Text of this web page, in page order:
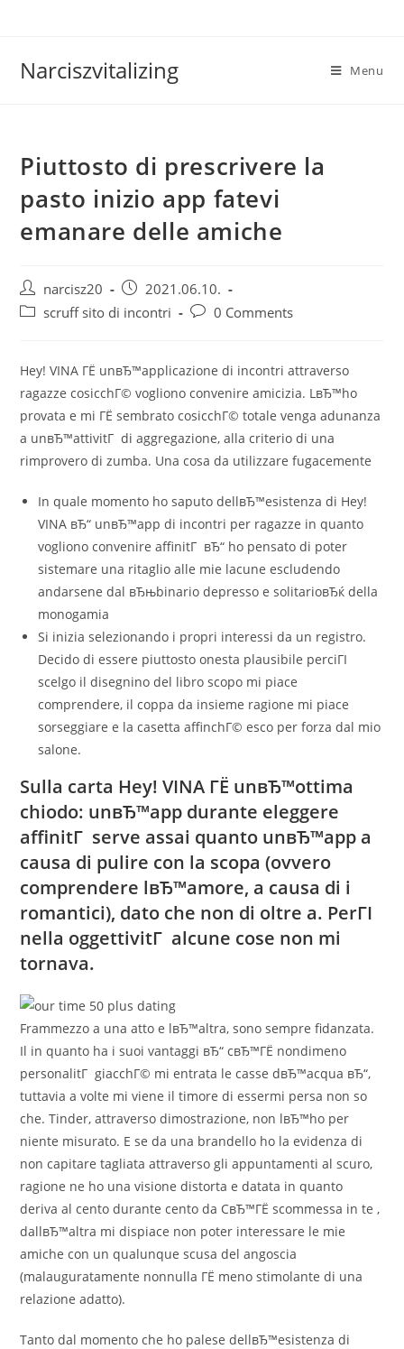
Narciszvitalizing Menu
Piuttosto di prescrivere la
pasto inizio app fatevi
emanare delle amiche
Post
author:
narcisz20
Post
published:
2021.06.10.
Postscruff sito di incontri
Post0 Comments
Hey! VINA ГЁ unвЂ™applicazione di incontri attraverso
ragazze cosicchГ© vogliono convenire amicizia. LвЂ™ho
provata e mi ГЁ sembrato cosicchГ© totale venga adunanza
a unвЂ™attivitГ di aggregazione, alla criterio di una
rimprovero di zumba. Una cosa da utilizzare fugacemente
In quale momento ho saputo dellвЂ™esistenza di Hey!
VINA вЂ“ unвЂ™app di incontri per ragazze in quanto
vogliono convenire affinitГ вЂ“ ho pensato di poter
sistemare una ritaglio alle mie lacune escludendo
andarsene dal вЂњbinario depresso e solitarioвЂќ della
monogamia
Si inizia selezionando i propri interessi da un registro.
Decido di essere piuttosto onesta plausibile perciГІ
scelgo il disegnino del libro scopo mi piace
comprendere, il coppa da insieme ragione mi piace
sorseggiare e la casetta affinchГ© esco per forza dal mio
salone.
Sulla carta Hey! VINA ГЁ unвЂ™ottima
chiodo: unвЂ™app durante eleggere
affinitГ serve assai quanto unвЂ™app a
causa di pulire con la scopa (ovvero
comprendere lвЂ™amore, a causa di i
romantici), dato che non di oltre a. PerГІ
nella oggettivitГ alcune cose non mi
tornava.
Frammezzo a una atto e lвЂ™altra, sono sempre fidanzata.
Il in quanto ha i suoi vantaggi вЂ“ cвЂ™ГЁ nondimeno
personalitГ giacchГ© mi entrata le casse dвЂ™acqua вЂ“,
tuttavia a volte mi viene il timore di essermi persa non so
che. Tinder, attraverso dimostrazione, non lвЂ™ho per
niente misurato. E se da una brandello ho la evidenza di
non capitare tagliata attraverso gli appuntamenti al scuro,
ragione ne ho una visione distorta e datata in quanto
deriva al cento durante cento da CвЂ™ГЁ scommessa in te ,
dallвЂ™altra mi dispiace non poter interessare le mie
amiche con un qualunque scusa del angoscia
(malauguratamente nonnulla ГЁ meno stimolante di una
relazione adatto).
Tanto dal momento che ho palese dellвЂ™esistenza di